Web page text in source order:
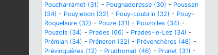
Poucharramet (31) - Pougnadoresse (30) - Poussan
(34) - Pouylebon (32) - Pouy-Loubrin (32) - Pouy-
Roquelaure (32) - Pouze (31) - Pouzolles (34) -
Pouzols (34) - Prades (66) - Prades-le-Lez (34) -
Prémian (34) - Préneron (32) - Prévenchères (48) -
Prévinquières (12) - Prudhomat (46) - Prunet (31) -